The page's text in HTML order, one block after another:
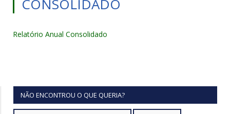
CONSOLIDADO
Relatório Anual Consolidado
NÃO ENCONTROU O QUE QUERIA?